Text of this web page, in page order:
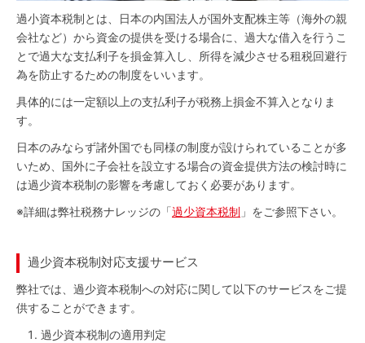
過小資本税制とは、日本の内国法人が国外支配株主等（海外の親
会社など）から資金の提供を受ける場合に、過大な借入を行うこ
とで過大な支払利子を損金算入し、所得を減少させる租税回避行
為を防止するための制度をいいます。
具体的には一定額以上の支払利子が税務上損金不算入となりま
す。
日本のみならず諸外国でも同様の制度が設けられていることが多
いため、国外に子会社を設立する場合の資金提供方法の検討時に
は過少資本税制の影響を考慮しておく必要があります。
※詳細は弊社税務ナレッジの「過少資本税制 」をご参照下さい。
過少資本税制対応支援サービス
弊社では、過少資本税制への対応に関して以下のサービスをご提
供することができます。
過少資本税制の適用判定